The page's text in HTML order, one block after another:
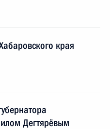
края
Дегтярёвым